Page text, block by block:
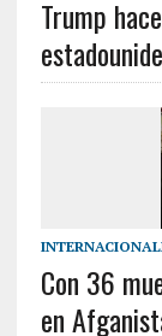
Trump
Con 36
en